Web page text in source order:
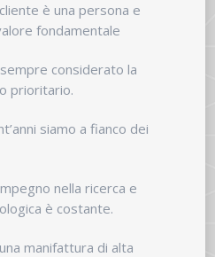
è una persona e
fondamentale
considerato la
prioritario.
siamo a fianco dei
nella ricerca e
è costante.
manifattura di alta